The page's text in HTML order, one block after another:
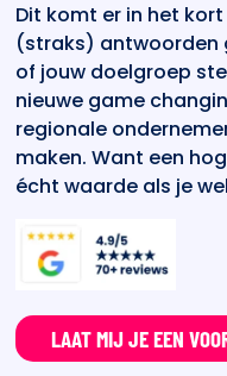
Dit komt er in het
(straks) antwoorden
of jouw doelgroep
nieuwe game
regionale
maken. Want een
écht waarde als je
LAAT MIJ JE EEN